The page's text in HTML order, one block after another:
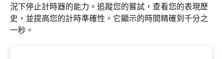
況下停止計時器的能力。追蹤您的嘗試，查看您的表現歷
史，並提高您的計時準確性。它顯示的時間精確到千分之
一秒。